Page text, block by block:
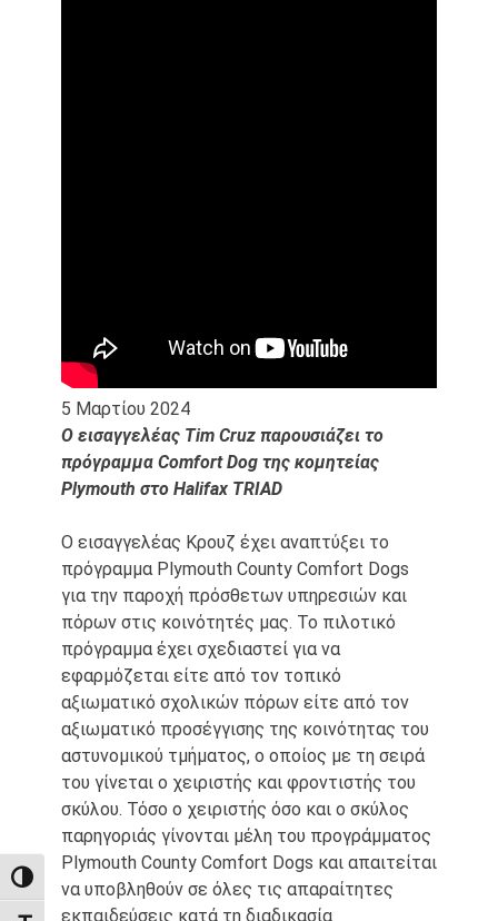
TOGGLE HIGH CONTRAST
5 Μαρτίου 2024
Ο εισαγγελέας Tim Cruz παρουσιάζει το
πρόγραμμα Comfort Dog της κομητείας
Plymouth στο Halifax TRIAD
Ο εισαγγελέας Κρουζ έχει αναπτύξει το
πρόγραμμα Plymouth County Comfort Dogs
για την παροχή πρόσθετων υπηρεσιών και
πόρων στις κοινότητές μας. Το πιλοτικό
πρόγραμμα έχει σχεδιαστεί για να
εφαρμόζεται είτε από τον τοπικό
αξιωματικό σχολικών πόρων είτε από τον
αξιωματικό προσέγγισης της κοινότητας του
αστυνομικού τμήματος, ο οποίος με τη σειρά
του γίνεται ο χειριστής και φροντιστής του
σκύλου. Τόσο ο χειριστής όσο και ο σκύλος
παρηγοριάς γίνονται μέλη του προγράμματος
Plymouth County Comfort Dogs και απαιτείται
να υποβληθούν σε όλες τις απαραίτητες
εκπαιδεύσεις κατά τη διαδικασία